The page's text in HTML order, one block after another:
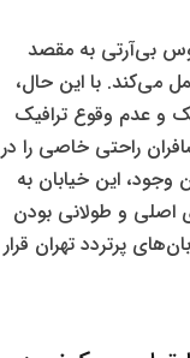
بی‌آرتی به مقصد
می‌کند. با این حال،
و عدم وقوع ترافیک
راحتی خاصی را در
وجود، این خیابان به
اصلی و طولانی بودن
پرتردد تهران قرار